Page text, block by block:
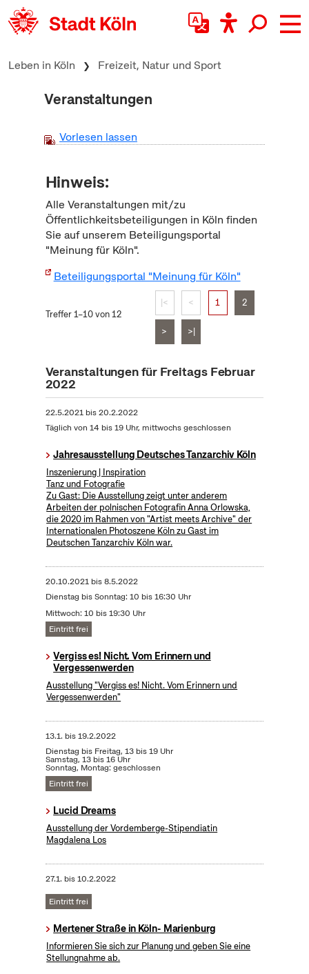
zum Inhalt springen
Leben in Köln Freizeit, Natur und Sport
Veranstaltungen
Vorlesen lassen
Hinweis:
Alle Veranstaltungen mit/zu
Öffentlichkeitsbeteiligungen in Köln finden
Sie auf unserem Beteiligungsportal
"Meinung für Köln".
Beteiligungsportal "Meinung für Köln"
Treffer 1–10 von 12
|< < 1 2
> >|
Veranstaltungen für Freitags Februar
2022
22.5.2021bis20.2.2022
Täglich von 14 bis 19 Uhr, mittwochs geschlossen
Jahresausstellung Deutsches Tanzarchiv Köln
Inszenierung | Inspiration
Tanz und Fotografie
Zu Gast: Die Ausstellung zeigt unter anderem
Arbeiten der polnischen Fotografin Anna Orlowska,
die 2020 im Rahmen von "Artist meets Archive" der
Internationalen Photoszene Köln zu Gast im
Deutschen Tanzarchiv Köln war.
20.10.2021bis8.5.2022
Dienstag bis Sonntag: 10 bis 16:30 Uhr
Mittwoch: 10 bis 19:30 Uhr
Eintritt frei
Vergiss es! Nicht. Vom Erinnern und
Vergessenwerden
Ausstellung "Vergiss es! Nicht. Vom Erinnern und
Vergessenwerden"
13.1. bis19.2.2022
Dienstag bis Freitag, 13 bis 19 Uhr
Samstag, 13 bis 16 Uhr
Sonntag, Montag: geschlossen
Eintritt frei
Lucid Dreams
Ausstellung der Vordemberge-Stipendiatin
Magdalena Los
27.1. bis10.2.2022
Eintritt frei
Mertener Straße in Köln- Marienburg
Informieren Sie sich zur Planung und geben Sie eine
Stellungnahme ab.